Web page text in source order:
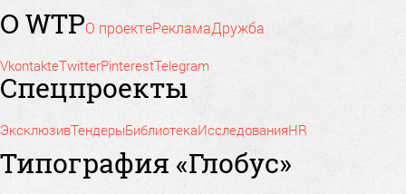
О WTPО проектеРекламаДружба
VkontakteTwitterPinterestTelegram
Спецпроекты
ЭксклюзивТендерыБиблиотекаИсследованияHR
Типография «Глобус»